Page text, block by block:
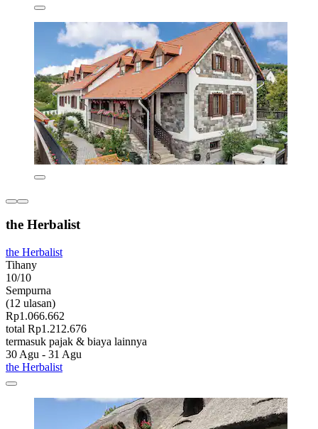
the Herbalist
the Herbalist
Tihany
10/10
Sempurna
(12 ulasan)
Rp1.066.662
total Rp1.212.676
termasuk pajak & biaya lainnya
30 Agu - 31 Agu
the Herbalist